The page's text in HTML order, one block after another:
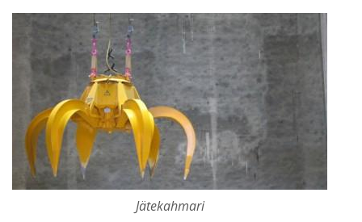
Jätekahmari